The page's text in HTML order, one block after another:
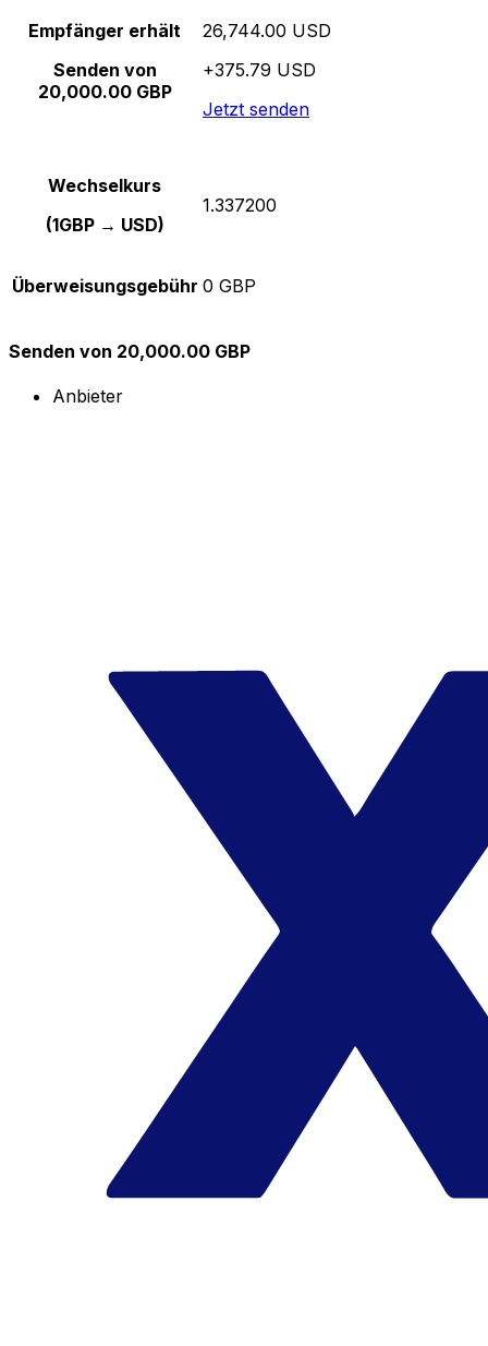
Empfänger erhält
Senden von
20,000.00 GBP
26,744.00 USD
+375.79 USD
Jetzt senden
Wechselkurs
(1GBP → USD)
1.337200
Überweisungsgebühr 0 GBP
Senden von 20,000.00 GBP
Anbieter